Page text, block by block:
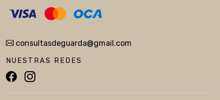
consultasdeguarda@gmail.com
NUESTRAS REDES